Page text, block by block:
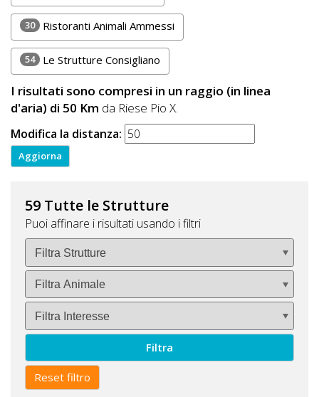
30 Ristoranti Animali Ammessi
54 Le Strutture Consigliano
I risultati sono compresi in un raggio (in linea
d'aria) di 50 Km da Riese Pio X.
Modifica la distanza:
59 Tutte le Strutture
Puoi affinare i risultati usando i filtri
Filtra
Reset filtro